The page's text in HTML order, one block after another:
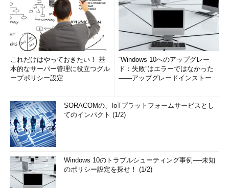
これだけはやっておきたい！ 基
本的なサーバー管理に役立つグル
ープポリシー設定
“Windows 10へのアップグレー
ド：失敗”はエラーではなかった
――アップグレードインストール
SORACOMの、IoTプラットフォームサービスとし
てのインパクト (1/2)
Windows 10のトラブルシューティング事例──未知
のポリシー設定を探せ！ (1/2)